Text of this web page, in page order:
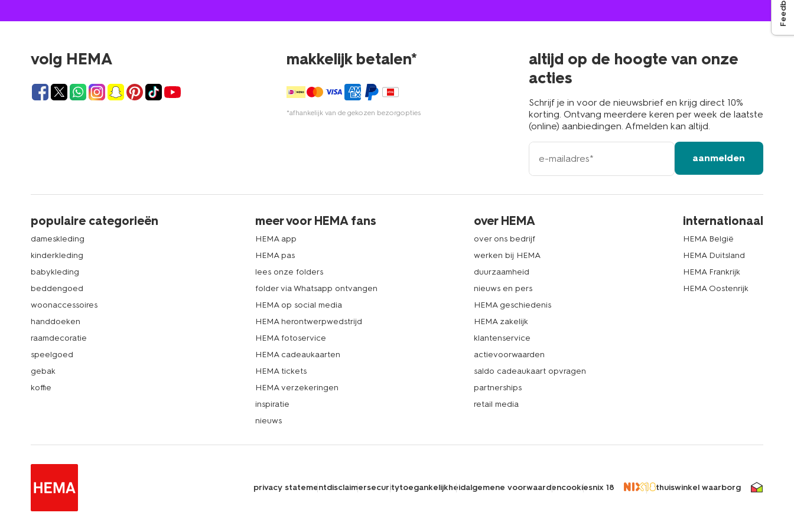
in
volg HEMA makkelijk betalen*
*afhankelijk van de gekozen bezorgopties
altijd op de hoogte van onze
acties
Schrijf je in voor de nieuwsbrief en krijg direct 10%
korting. Ontvang meerdere keren per week de laatste
(online) aanbiedingen. Afmelden kan altijd.
e-
mailadres
aanmelden
populaire categorieën
dameskleding
kinderkleding
babykleding
beddengoed
woonaccessoires
handdoeken
raamdecoratie
speelgoed
gebak
koffie
meer voor HEMA fans
HEMA app
HEMA pas
lees onze folders
folder via Whatsapp ontvangen
HEMA op social media
HEMA herontwerpwedstrijd
HEMA fotoservice
HEMA cadeaukaarten
HEMA tickets
HEMA verzekeringen
inspiratie
nieuws
over HEMA
over ons bedrijf
werken bij HEMA
duurzaamheid
nieuws en pers
HEMA geschiedenis
HEMA zakelijk
klantenservice
actievoorwaarden
saldo cadeaukaart opvragen
partnerships
retail media
internationaal
HEMA België
HEMA Duitsland
HEMA Frankrijk
HEMA Oostenrijk
privacy statementdisclaimersecuritytoegankelijkheidalgemene voorwaardencookiesnix 18 thuiswinkel waarborg